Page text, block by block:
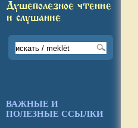
Душеполезное чтение
и слушание
ВАЖНЫЕ И
ПОЛЕЗНЫЕ ССЫЛКИ